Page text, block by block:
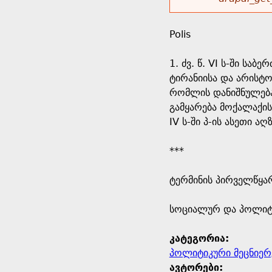
r
s
e
h
e
r
e
r
m
e
s
a
g
e
Polis
1. ძვ. წ. VI ს-ში
ტირანიისა და
რომლის
გამყარება
IV ს-ში პ-ის ასეთი
***
ტერმინის
​სოციალურ და
კატეგორია:
პოლიტიკური
ავტორები: